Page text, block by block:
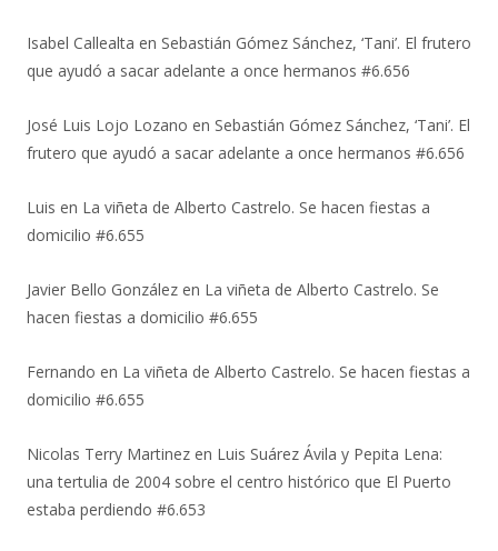
Isabel Callealta en Sebastián Gómez Sánchez, ‘Tani’. El frutero
que ayudó a sacar adelante a once hermanos #6.656
José Luis Lojo Lozano en Sebastián Gómez Sánchez, ‘Tani’. El
frutero que ayudó a sacar adelante a once hermanos #6.656
Luis en La viñeta de Alberto Castrelo. Se hacen fiestas a
domicilio #6.655
Javier Bello González en La viñeta de Alberto Castrelo. Se
hacen fiestas a domicilio #6.655
Fernando en La viñeta de Alberto Castrelo. Se hacen fiestas a
domicilio #6.655
Nicolas Terry Martinez en Luis Suárez Ávila y Pepita Lena:
una tertulia de 2004 sobre el centro histórico que El Puerto
estaba perdiendo #6.653